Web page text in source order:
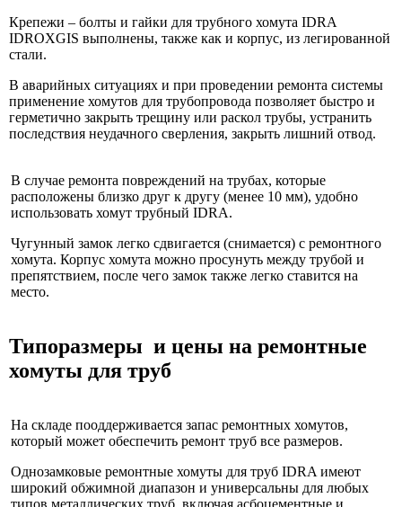
Крепежи – болты и гайки для трубного хомута IDRA
IDROXGIS выполнены, также как и корпус, из легированной
стали.
В аварийных ситуациях и при проведении ремонта системы
применение хомутов для трубопровода позволяет быстро и
герметично закрыть трещину или раскол трубы, устранить
последствия неудачного сверления, закрыть лишний отвод.
В случае ремонта повреждений на трубах, которые
расположены близко друг к другу (менее 10 мм), удобно
использовать хомут трубный IDRA.
Чугунный замок легко сдвигается (снимается) с ремонтного
хомута. Корпус хомута можно просунуть между трубой и
препятствием, после чего замок также легко ставится на
место.
Типоразмеры и цены на ремонтные
хомуты для труб
На складе пооддерживается запас ремонтных хомутов,
который может обеспечить ремонт труб все размеров.
Однозамковые ремонтные хомуты для труб IDRA имеют
широкий обжимной диапазон и универсальны для любых
типов металлических труб, включая асбоцементные и